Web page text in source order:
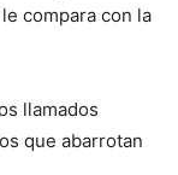
compara con la
llamados
que abarrotan